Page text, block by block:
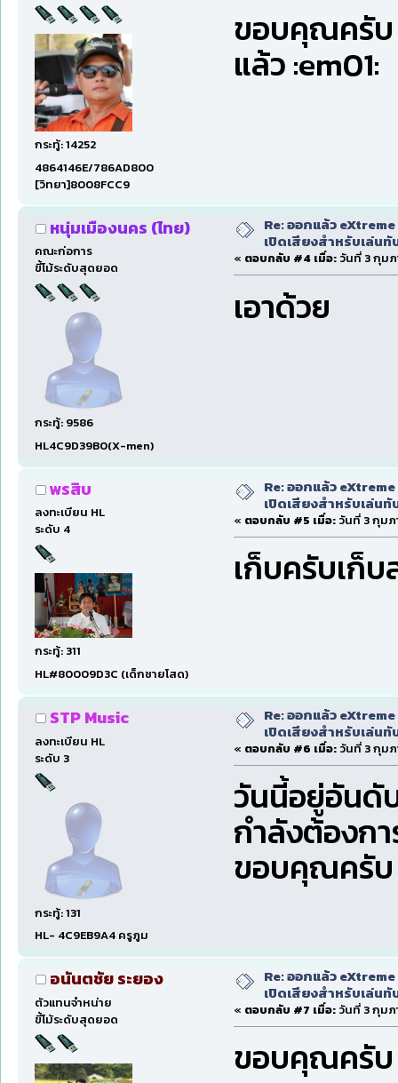
กระทู้: 14252
4864146E/786AD800
[วิทยา]8008FCC9
ขอบคุณครับ
แล้ว :em01:
หนุ่มเมืองนคร (ไทย)
คณะก่อการ
ขี้โม้ระดับสุดยอด
กระทู้: 9586
HL4C9D39B0(X-men)
Re: ออกแล้ว
เปิดเสียงสำหรับเล่น
« ตอบกลับ #4 เมื่อ: วันที่ 3 กุมภ
เอาด้วย
พรสิบ
ลงทะเบียน HL
ระดับ 4
กระทู้: 311
HL#80009D3C (เด็กชายโสด)
Re: ออกแล้ว
เปิดเสียงสำหรับเล่น
« ตอบกลับ #5 เมื่อ: วันที่ 3 กุมภ
เก็บครับเก็
STP Music
ลงทะเบียน HL
ระดับ 3
กระทู้: 131
HL- 4C9EB9A4 ครูภูม
Re: ออกแล้ว
เปิดเสียงสำหรับเล่น
« ตอบกลับ #6 เมื่อ: วันที่ 3 กุมภ
วันนี้อยู่อันดั
กำลังต้องก
ขอบคุณครับ
อนันตชัย ระยอง
ตัวแทนจำหน่าย
ขี้โม้ระดับสุดยอด
Re: ออกแล้ว
เปิดเสียงสำหรับเล่น
« ตอบกลับ #7 เมื่อ: วันที่ 3 กุมภ
ขอบคุณครับ